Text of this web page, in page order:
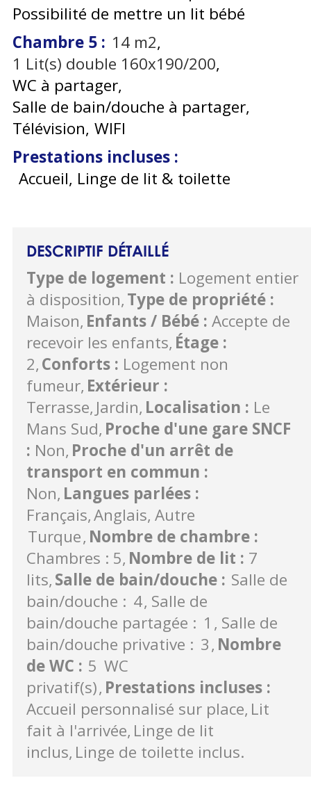
Possibilité de mettre un lit bébé
Chambre 5 : 14 m2
1 Lit(s) double 160x190/200
WC à partager
Salle de bain/douche à partager
Télévision WIFI
Prestations incluses :
Accueil, Linge de lit & toilette
DESCRIPTIF DÉTAILLÉ
Type de logement : Logement entier
à disposition Type de propriété :
Maison Enfants / Bébé : Accepte de
recevoir les enfants Étage :
2 Conforts : Logement non
fumeur Extérieur :
Terrasse Jardin Localisation : Le
Mans Sud Proche d'une gare SNCF
: Non Proche d'un arrêt de
transport en commun :
Non Langues parlées :
Français Anglais Autre
Turque Nombre de chambre :
Chambres : 5 Nombre de lit : 7
lits Salle de bain/douche : Salle de
bain/douche : 4 Salle de
bain/douche partagée : 1
Salle de
bain/douche privative : 3 Nombre
de WC : 5 WC
privatif(s) Prestations incluses :
Accueil personnalisé sur place Lit
fait à l'arrivée Linge de lit
inclus Linge de toilette inclus